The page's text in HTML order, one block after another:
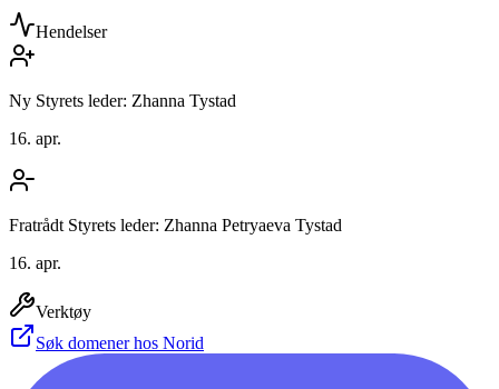
Hendelser
Ny Styrets leder: Zhanna Tystad
16. apr.
Fratrådt Styrets leder: Zhanna Petryaeva Tystad
16. apr.
Verktøy
Søk domener hos Norid